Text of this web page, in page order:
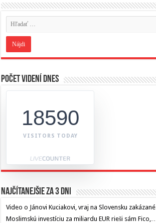
Počet videní dnes
18590
VISITORS TODAY
Najčítanejšie za 3 dni
Video o Jánovi Kuciakovi, vraj na Slovensku zakázané
Moslimskú investíciu za miliardu EUR rieši sám Fico,…